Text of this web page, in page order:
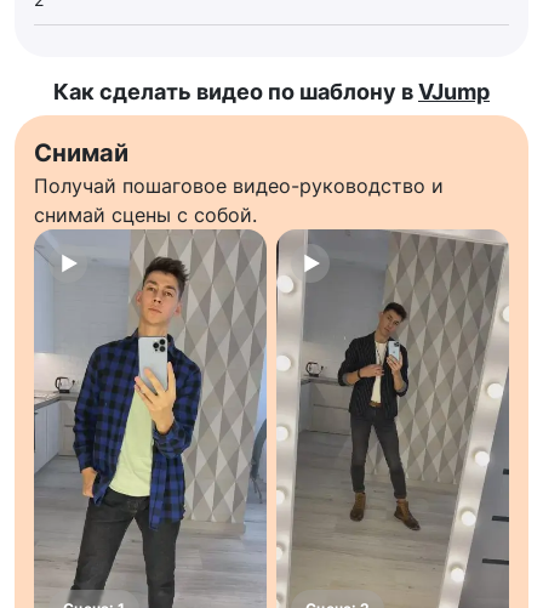
Как сделать видео по шаблону вVJump
Снимай
Получай пошаговое видео-руководство и
снимай сцены с собой.